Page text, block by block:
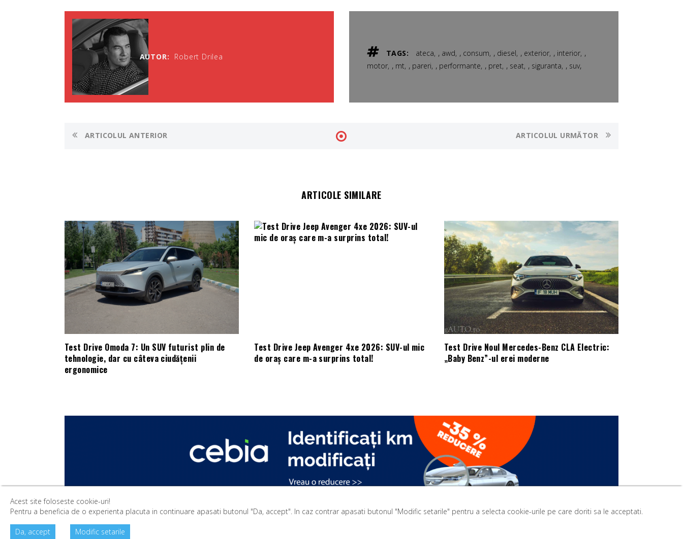
AUTOR: Robert Drilea TAGS: ateca , awd , consum , diesel , exterior , interior ,
motor , mt , pareri , performante , pret , seat , siguranta , suv,
ARTICOLUL ANTERIOR ARTICOLUL URMĂTOR
ARTICOLE SIMILARE
Test Drive Omoda 7: Un SUV futurist plin de
tehnologie, dar cu câteva ciudățenii
ergonomice
Test Drive Jeep Avenger 4xe 2026: SUV-ul mic
de oraș care m-a surprins total!
Test Drive Noul Mercedes-Benz CLA Electric:
„Baby Benz”-ul erei moderne
Acest site foloseste cookie-uri!
Pentru a beneficia de o experienta placuta in continuare apasati butonul "Da, accept". In caz contrar apasati butonul "Modific setarile" pentru a selecta cookie-urile pe care doriti sa le acceptati.
Da, accept Modific setarile